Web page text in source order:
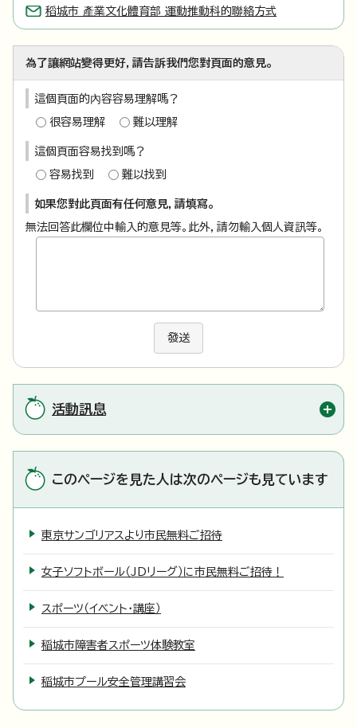
稻城市 產業文化體育部 運動推動科的聯絡方式
為了讓網站變得更好，請告訴我們您對頁面的意見。
這個頁面的內容容易理解嗎？
很容易理解 難以理解
這個頁面容易找到嗎？
容易找到 難以找到
如果您對此頁面有任何意見，請填寫。
無法回答此欄位中輸入的意見等。此外，請勿輸入個人資訊等。
發送
活動訊息
このページを見た人は次のページも見ています
東京サンゴリアスより市民無料ご招待
女子ソフトボール（JDリーグ）に市民無料ご招待！
スポーツ（イベント・講座）
稲城市障害者スポーツ体験教室
稲城市プール安全管理講習会